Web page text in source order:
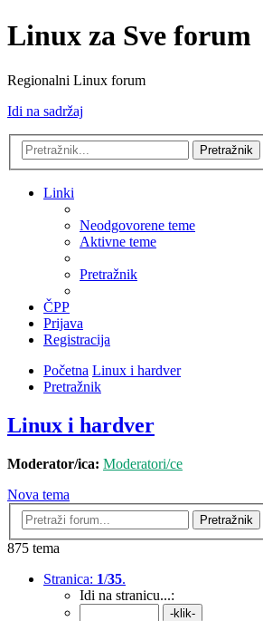
Linux za Sve forum
Regionalni Linux forum
Idi na sadržaj
Pretražnik
Linki
Neodgovorene teme
Aktivne teme
Pretražnik
ČPP
Prijava
Registracija
Početna Linux i hardver
Pretražnik
Linux i hardver
Moderator/ica: Moderatori/ce
Nova tema
Pretražnik
875 tema
Stranica: 1/35.
Idi na stranicu...: